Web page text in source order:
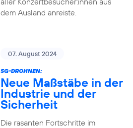
dem Ausland anreiste.
07. August 2024
5G-DROHNEN:
Neue Maßstäbe in der
Industrie und der
Sicherheit
Die rasanten Fortschritte im